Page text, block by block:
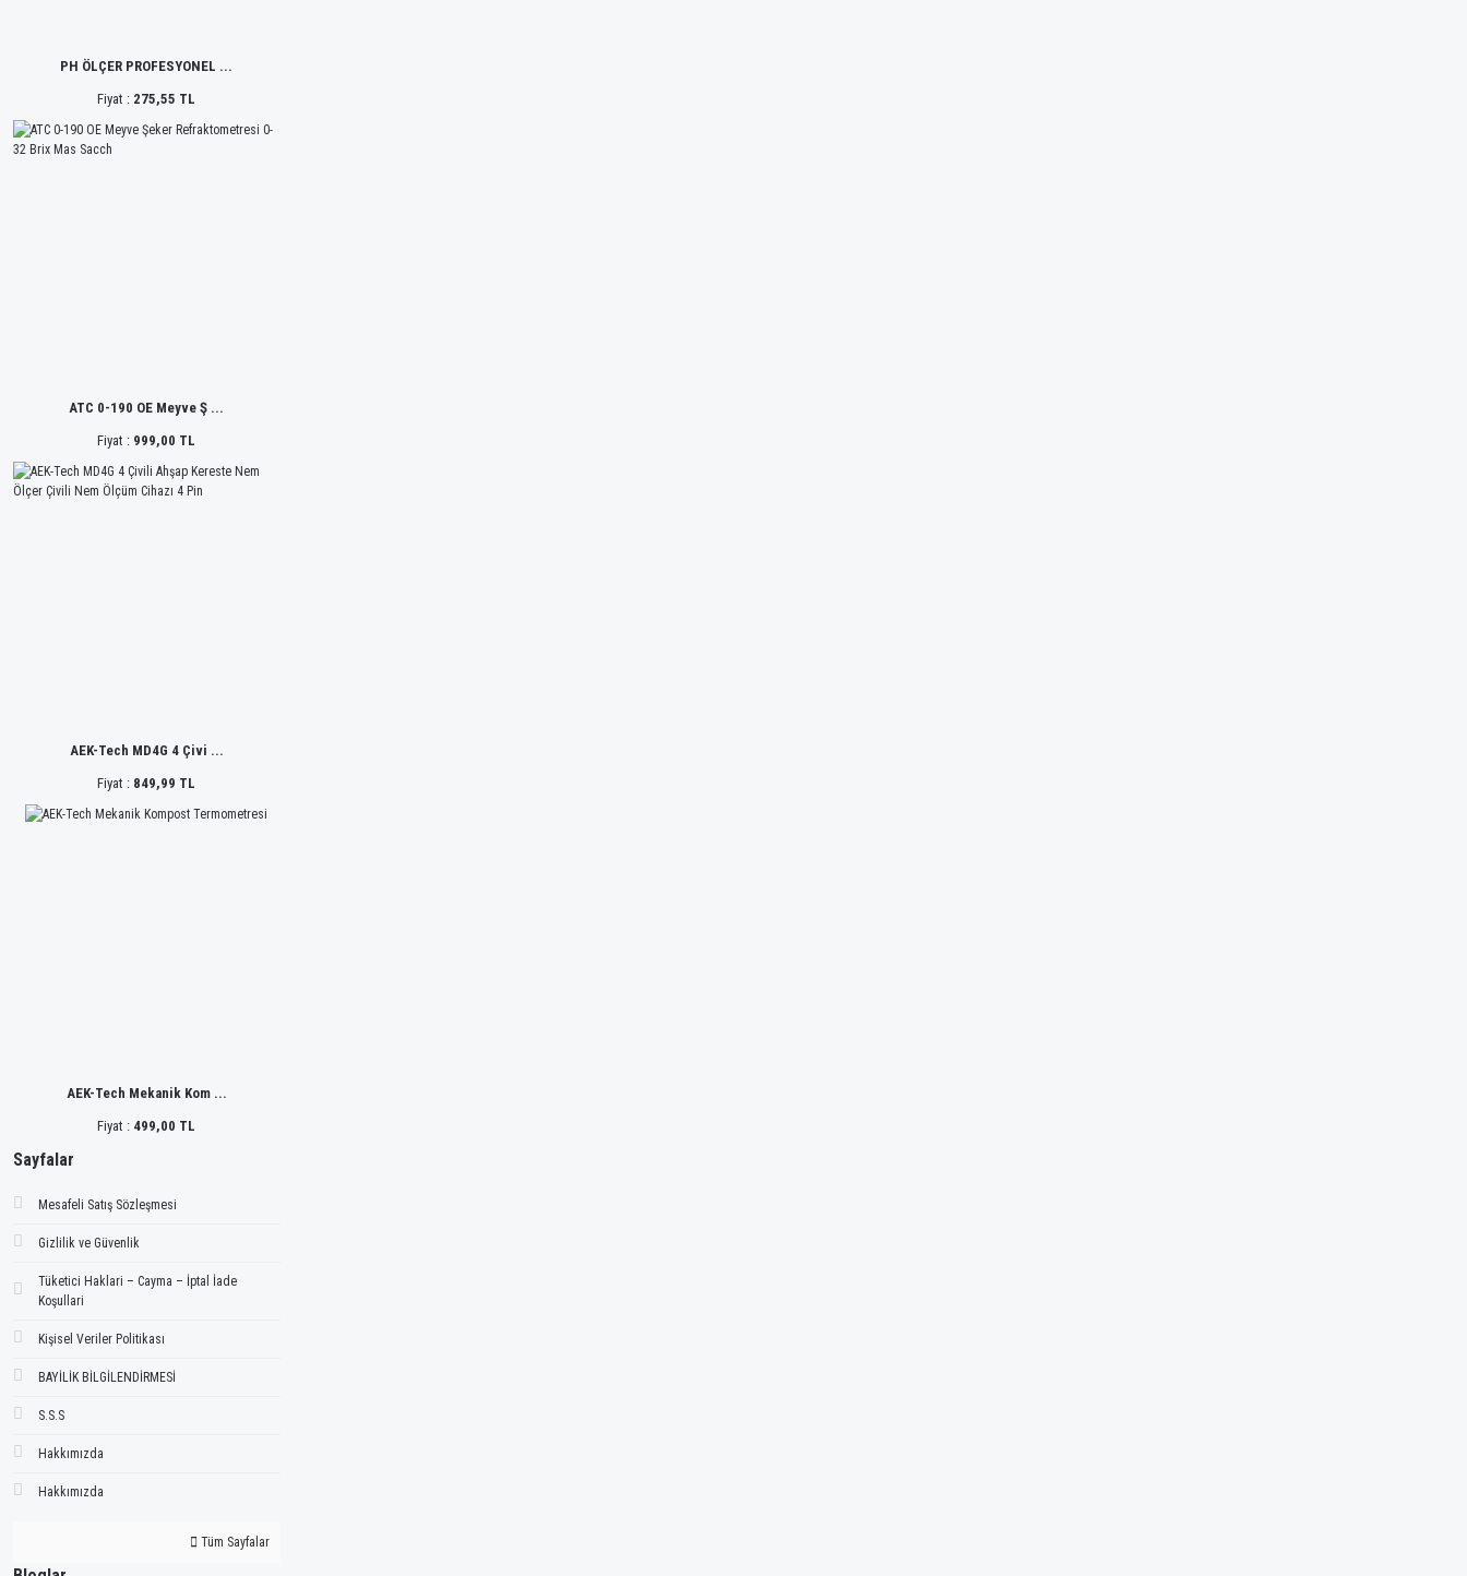
PH ÖLÇER PROFESYONEL ...
Fiyat : 275,55 TL
ATC 0-190 OE Meyve Ş ...
Fiyat : 999,00 TL
AEK-Tech MD4G 4 Çivi ...
Fiyat : 849,99 TL
AEK-Tech Mekanik Kom ...
Fiyat : 499,00 TL
Sayfalar
Mesafeli Satış Sözleşmesi
Gizlilik ve Güvenlik
Tüketici Haklari – Cayma – İptal İade
Koşullari
Kişisel Veriler Politikası
BAYİLİK BİLGİLENDİRMESİ
S.S.S
Hakkımızda
Hakkımızda
Tüm Sayfalar